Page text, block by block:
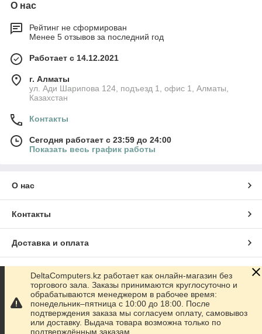
О нас
Рейтинг не сформирован
Менее 5 отзывов за последний год
Работает с 14.12.2021
г. Алматы
ул. Ади Шарипова 124, подъезд 1, офис 1, Алматы,
Казахстан
Контакты
Сегодня работает с 23:59 до 24:00
Показать весь график работы
О нас
Контакты
Доставка и оплата
График работы
Полная версия сайта
Сайт создан на маркетплейсе
DeltaComputers.kz работает как онлайн-магазин без
торгового зала. Заказы принимаются круглосуточно и
обрабатываются менеджером в рабочее время:
понедельник–пятница с 10:00 до 18:00. После
подтверждения заказа мы согласуем оплату, самовывоз
или доставку. Выдача товара возможна только по
подтверждённым заказам.